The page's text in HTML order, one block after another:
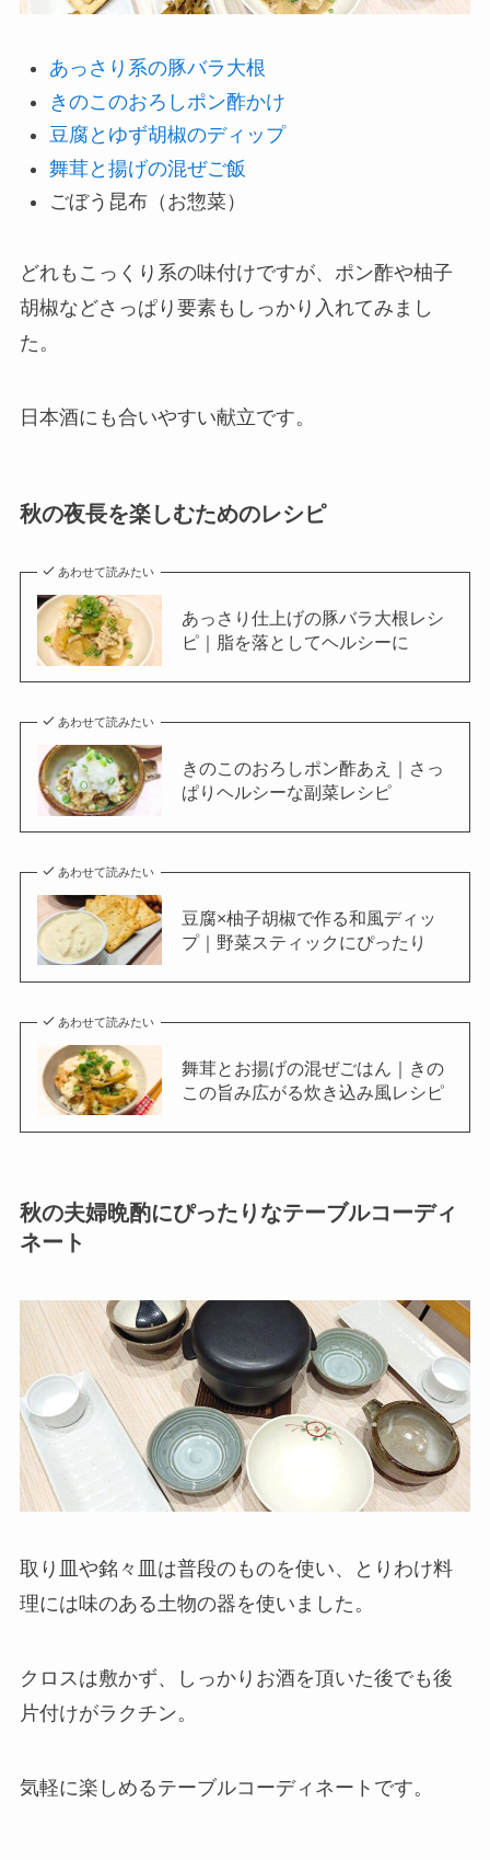
あっさり系の豚バラ大根
きのこのおろしポン酢かけ
豆腐とゆず胡椒のディップ
舞茸と揚げの混ぜご飯
ごぼう昆布（お惣菜）
どれもこっくり系の味付けですが、ポン酢や柚子
胡椒などさっぱり要素もしっかり入れてみまし
た。
日本酒にも合いやすい献立です。
秋の夜長を楽しむためのレシピ
あわせて読みたい
あっさり仕上げの豚バラ大根レシ
ピ｜脂を落としてヘルシーに
あわせて読みたい
きのこのおろしポン酢あえ｜さっ
ぱりヘルシーな副菜レシピ
あわせて読みたい
豆腐×柚子胡椒で作る和風ディッ
プ｜野菜スティックにぴったり
あわせて読みたい
舞茸とお揚げの混ぜごはん｜きの
この旨み広がる炊き込み風レシピ
秋の夫婦晩酌にぴったりなテーブルコーディ
ネート
取り皿や銘々皿は普段のものを使い、とりわけ料
理には味のある土物の器を使いました。
クロスは敷かず、しっかりお酒を頂いた後でも後
片付けがラクチン。
気軽に楽しめるテーブルコーディネートです。